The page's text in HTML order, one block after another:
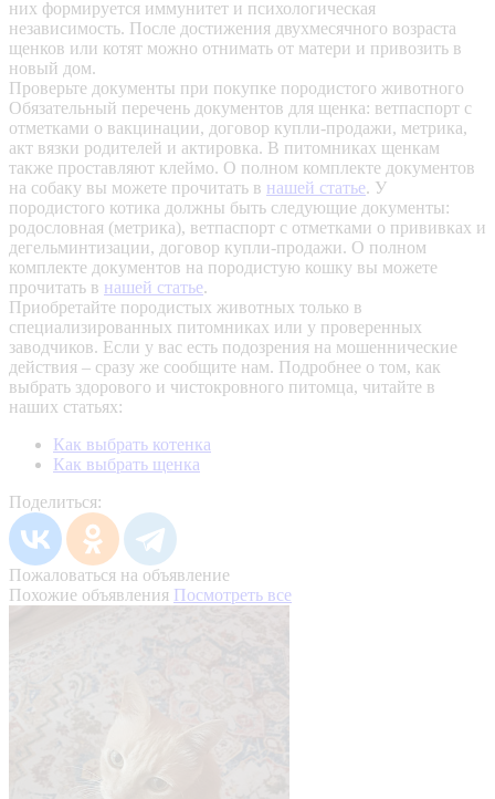
них формируется иммунитет и психологическая
независимость. После достижения двухмесячного возраста
щенков или котят можно отнимать от матери и привозить в
новый дом.
Проверьте документы при покупке породистого животного
Обязательный перечень документов для щенка: ветпаспорт с
отметками о вакцинации, договор купли-продажи, метрика,
акт вязки родителей и актировка. В питомниках щенкам
также проставляют клеймо. О полном комплекте документов
на собаку вы можете прочитать в нашей статье. У
породистого котика должны быть следующие документы:
родословная (метрика), ветпаспорт с отметками о прививках и
дегельминтизации, договор купли-продажи. О полном
комплекте документов на породистую кошку вы можете
прочитать в нашей статье.
Приобретайте породистых животных только в
специализированных питомниках или у проверенных
заводчиков. Если у вас есть подозрения на мошеннические
действия – сразу же сообщите нам. Подробнее о том, как
выбрать здорового и чистокровного питомца, читайте в
наших статьях:
Как выбрать котенка
Как выбрать щенка
Поделиться:
Пожаловаться на объявление
Похожие объявления Посмотреть все